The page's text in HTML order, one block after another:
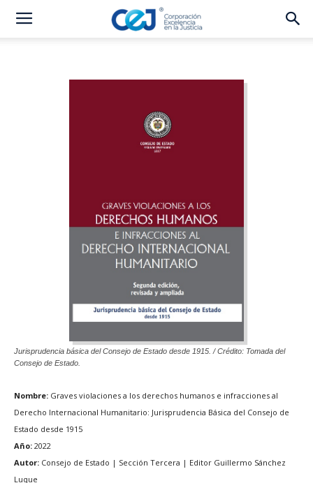
Jurisprudencia básica del Consejo de Estado desde 1915. / Crédito: Tomada del
Consejo de Estado.
Nombre: Graves violaciones a los derechos humanos e infracciones al
Derecho Internacional Humanitario: Jurisprudencia Básica del Consejo de
Estado desde 1915
Año: 2022
Autor: Consejo de Estado | Sección Tercera | Editor Guillermo Sánchez
Luque